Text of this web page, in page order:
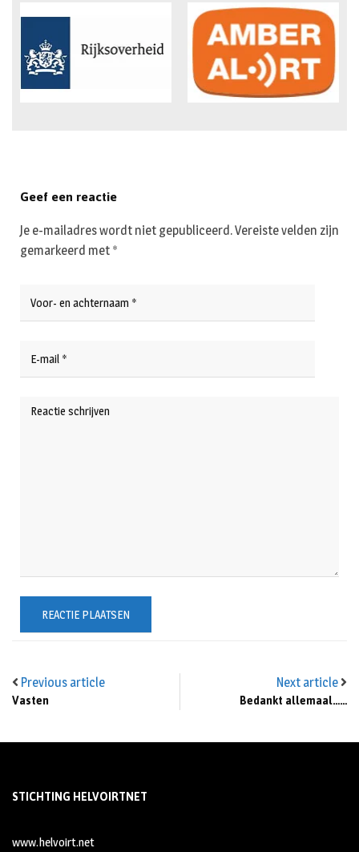
Previous article
Vasten
Next article
Bedankt allemaal……
Geef een reactie
Je e-mailadres wordt niet gepubliceerd.Vereiste velden zijn
gemarkeerd met *
STICHTING HELVOIRTNET
www.helvoirt.net